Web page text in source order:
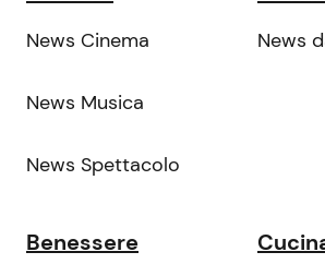
News Cinema
News Musica
News Spettacolo
News
Benessere